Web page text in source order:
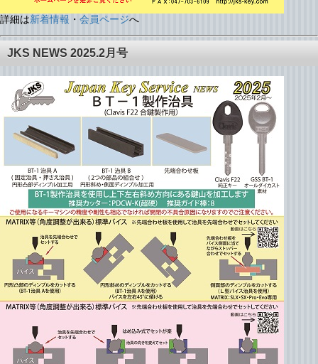
詳細は新着情報 ・ 会員ページへ
JKS NEWS 2025.2月号